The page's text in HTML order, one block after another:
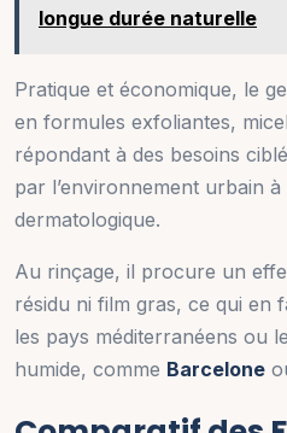
longue durée naturelle
Pratique et économique, le
en formules exfoliantes,
répondant à des besoins
par l’environnement urbain
dermatologique.
Au rinçage, il procure un
résidu ni film gras, ce qui en
les pays méditerranéens ou
humide, comme Barcelone